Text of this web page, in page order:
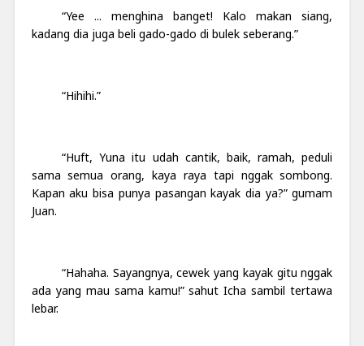
“Yee ... menghina banget! Kalo makan siang,
kadang dia juga beli gado-gado di bulek seberang.”
“Hihihi.”
“Huft, Yuna itu udah cantik, baik, ramah, peduli
sama semua orang, kaya raya tapi nggak sombong.
Kapan aku bisa punya pasangan kayak dia ya?” gumam
Juan.
“Hahaha. Sayangnya, cewek yang kayak gitu nggak
ada yang mau sama kamu!” sahut Icha sambil tertawa
lebar.